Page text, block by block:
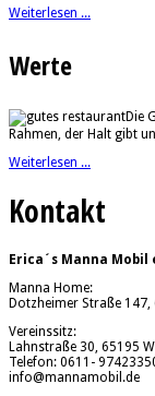
Weiterlesen ...
Werte
Die
Rahmen, der Halt gibt
Weiterlesen ...
Kontakt
Erica´s Manna Mobil
Manna Home:
Dotzheimer Straße 147,
Vereinssitz:
Lahnstraße 30, 65195
Telefon: 0611-
info@mannamobil.de